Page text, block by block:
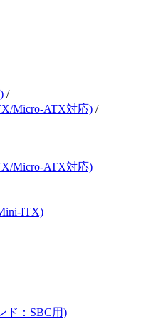
/
Micro-ATX対応) /
Micro-ATX対応)
ITX)
ド：SBC用)